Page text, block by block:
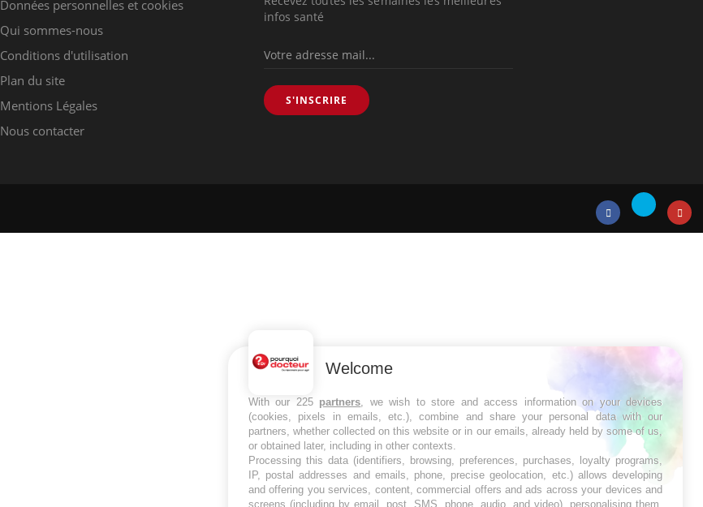
Données personnelles et cookies
Qui sommes-nous
Conditions d'utilisation
Plan du site
Mentions Légales
Nous contacter
infos santé
S'INSCRIRE
Facebook
Twitter
Welcome
With our 225 partners, we wish to store and access information on your devices
(cookies, pixels in emails, etc.), combine and share your personal data with our
partners, whether collected on this website or in our emails, already held by some of us,
or obtained later, including in other contexts.
Processing this data (identifiers, browsing, preferences, purchases, loyalty programs,
IP, postal addresses and emails, phone, precise geolocation, etc.) allows developing
and offering you services, content, commercial offers and ads across your devices and
screens (including by email, post, SMS, phone, audio, and video), personalising them,